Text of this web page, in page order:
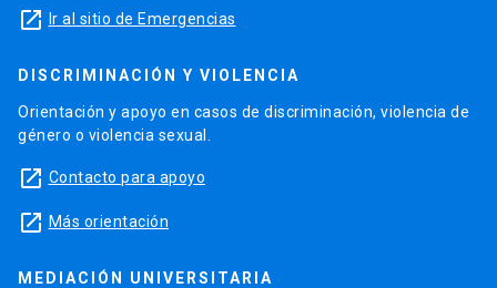
launch Ir al sitio de Emergencias
DISCRIMINACIÓN Y VIOLENCIA
Orientación y apoyo en casos de discriminación, violencia de
género o violencia sexual.
launch Contacto para apoyo
launch Más orientación
MEDIACIÓN UNIVERSITARIA